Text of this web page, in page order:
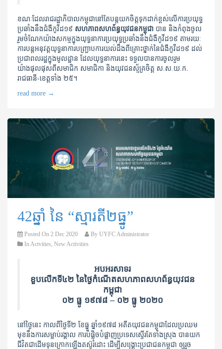
ខណៈដែលរាជរដ្ឋាភិបាលកម្ពុជានៅតែបន្តយកចិត្តទុកដាក់ខ្ពស់លើការប្រយុទ្ធ
ប្រឆាំងនឹង​ជំងឺ​កូវីដ១៩ សហភាពសហព័ន្ធយុវជន​កម្ពុជា បាន និងកំពុងចូល
រួមចំណែក​យ៉ាងសកម្ម​ក្នុង​យុទ្ធនាការ​ប្រយុទ្ធ​ប្រឆាំង​នឹង​ជំងឺ​​កូវីដ​១៩ តាមរយៈ
ការបន្តអនុវត្តយុទ្ធនា​ការ​បញ្ជ្រាប​ការ​​យល់​ដឹង​ពី​គ្រោះថ្នាក់​នៃ​ជំងឺ​កូវីដ​១៩ ដល់​
ប្រជាពល​រដ្ឋ​​​ក្នុង​មូលដ្ឋាន ដែលយុទ្ធនាការនេះ​ ទទួលបានការចូលរួម
យ៉ាងផុលផុសពីសមាជិក សមាជិកា និងយុវជនស្ម័គ្រ​ចិត្ត ស.ស.យ.ក. ​
រាជធានី​-ខេត្តទាំង ២៥។
read more →
42ឆ្នាំ នៃ “ស្មារតី២ធ្នូ”
Posted On 2 Dec 2020 By UYFC Administrator
InActvities, New Activities
អបអរសាទរ
ខួបលើកទី៤២ នៃថ្ងៃកំណើតសហភាពសហព័ន្ធយុវជន
កម្ពុជា
០២ ធ្នូ ១៩៧៨ – ០២ ធ្នូ ២០២០
នៅថ្ងៃនេះ កាលពីថ្ងៃទី២ ខែធ្នូ ឆ្នាំ១៩៧៨ អតីតយុវជនកម្ពុជាដែលប្រឈម
មុខនឹងការសម្លាប់រង្គាល ការបំផ្លិចបំផ្លាញប្រទេសស្ទើរតែទាំងស្រុង បានយក
ជីវិតជាដើមទុនក្រោកឡើងតស៊ូរំដោះ ដើម្បីសង្គ្រោះប្រជាជនកម្ពុជា ឲ្យរួច